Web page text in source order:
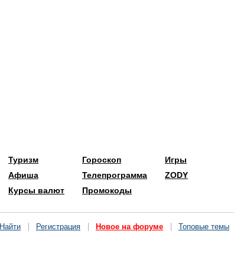
Туризм
Афиша
Курсы валют
Гороскоп
Телепрограмма
Промокоды
Игры
ZODY
Найти Регистрация Новое на форуме Топовые темы